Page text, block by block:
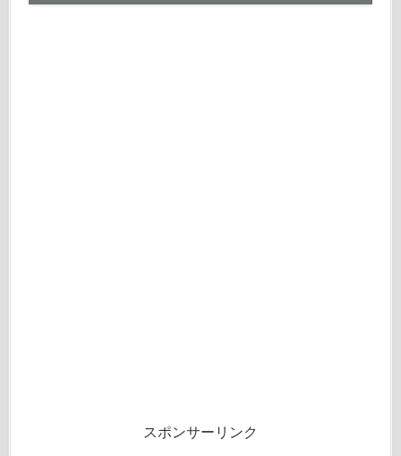
スポンサーリンク